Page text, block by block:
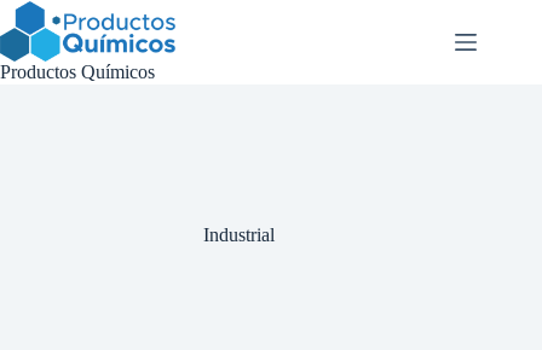
Saltar
al
contenido
Productos Químicos
Industrial